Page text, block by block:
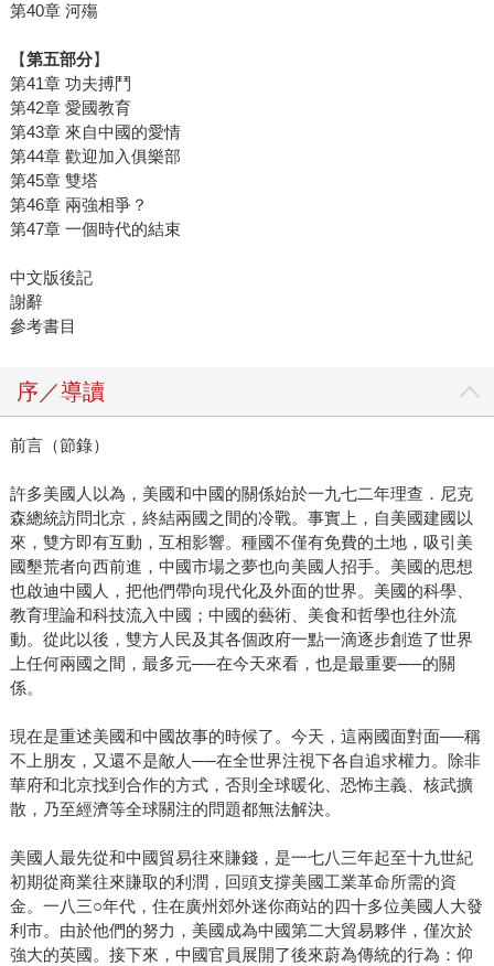
第40章 河殤
【第五部分】
第41章 功夫搏鬥
第42章 愛國教育
第43章 來自中國的愛情
第44章 歡迎加入俱樂部
第45章 雙塔
第46章 兩強相爭？
第47章 一個時代的結束
中文版後記
謝辭
參考書目
序／導讀
前言（節錄）
許多美國人以為，美國和中國的關係始於一九七二年理查．尼克
森總統訪問北京，終結兩國之間的冷戰。事實上，自美國建國以
來，雙方即有互動，互相影響。種國不僅有免費的土地，吸引美
國墾荒者向西前進，中國市場之夢也向美國人招手。美國的思想
也啟迪中國人，把他們帶向現代化及外面的世界。美國的科學、
教育理論和科技流入中國；中國的藝術、美食和哲學也往外流
動。從此以後，雙方人民及其各個政府一點一滴逐步創造了世界
上任何兩國之間，最多元──在今天來看，也是最重要──的關
係。
現在是重述美國和中國故事的時候了。今天，這兩國面對面──稱
不上朋友，又還不是敵人──在全世界注視下各自追求權力。除非
華府和北京找到合作的方式，否則全球暖化、恐怖主義、核武擴
散，乃至經濟等全球關注的問題都無法解決。
美國人最先從和中國貿易往來賺錢，是一七八三年起至十九世紀
初期從商業往來賺取的利潤，回頭支撐美國工業革命所需的資
金。一八三○年代，住在廣州郊外迷你商站的四十多位美國人大發
利市。由於他們的努力，美國成為中國第二大貿易夥伴，僅次於
強大的英國。接下來，中國官員展開了後來蔚為傳統的行為：仰